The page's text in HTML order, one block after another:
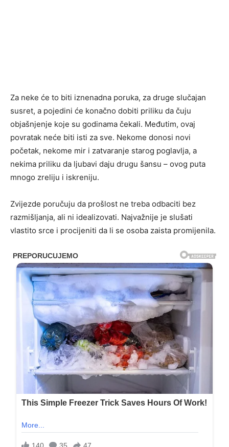
Za neke će to biti iznenadna poruka, za druge slučajan
susret, a pojedini će konačno dobiti priliku da čuju
objašnjenje koje su godinama čekali. Međutim, ovaj
povratak neće biti isti za sve. Nekome donosi novi
početak, nekome mir i zatvaranje starog poglavlja, a
nekima priliku da ljubavi daju drugu šansu – ovog puta
mnogo zreliju i iskreniju.
Zvijezde poručuju da prošlost ne treba odbaciti bez
razmišljanja, ali ni idealizovati. Najvažnije je slušati
vlastito srce i procijeniti da li se osoba zaista promijenila.